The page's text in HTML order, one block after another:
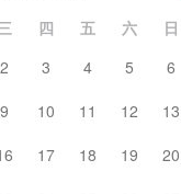
四 五 六
日
2
3 4 5
6
9
10 11 12
13
17 18 19
20